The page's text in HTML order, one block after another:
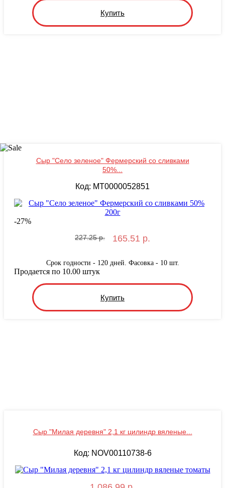
Купить
Сыр "Село зеленое" Фермерский со сливками
50%...
Код: MT0000052851
-27%
227.25 р. 165.51 р.
Срок годности - 120 дней. Фасовка - 10 шт.
Купить
Продается по 10.00 штук
Сыр "Милая деревня" 2,1 кг цилиндр вяленые...
Код: NOV00110738-6